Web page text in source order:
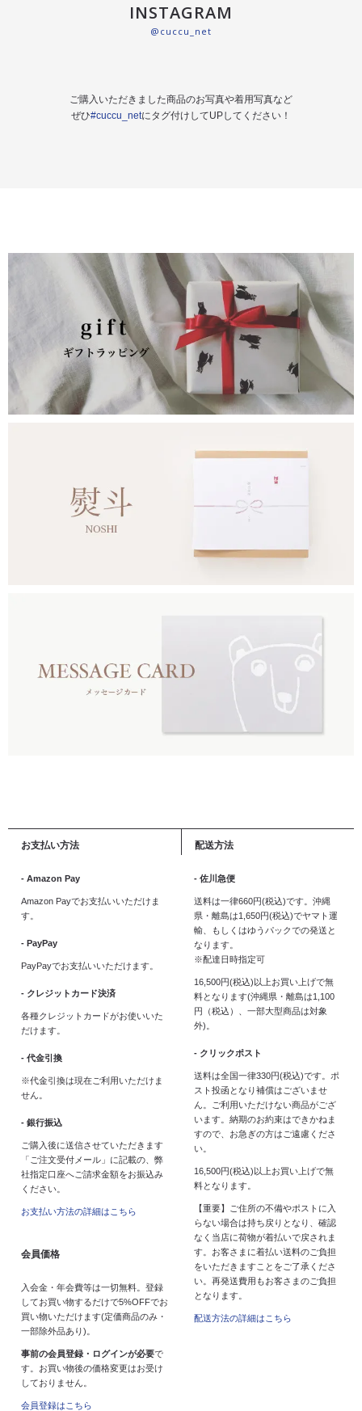
INSTAGRAM
@cuccu_net
ご購入いただきました商品のお写真や着用写真など
ぜひ#cuccu_netにタグ付けしてUPしてください！
お支払い方法
- Amazon Pay
Amazon Payでお支払いいただけま
す。
- PayPay
PayPayでお支払いいただけます。
- クレジットカード決済
各種クレジットカードがお使いいた
だけます。
- 代金引換
※代金引換は現在ご利用いただけま
せん。
- 銀行振込
ご購入後に送信させていただきます
「ご注文受付メール」に記載の、弊
社指定口座へご請求金額をお振込み
ください。
お支払い方法の詳細はこちら
会員価格
入会金・年会費等は一切無料。登録
してお買い物するだけで5%OFFでお
買い物いただけます(定価商品のみ・
一部除外品あり)。
事前の会員登録・ログインが必要で
す。お買い物後の価格変更はお受け
しておりません。
会員登録はこちら
配送方法
- 佐川急便
送料は一律660円(税込)です。沖縄
県・離島は1,650円(税込)でヤマト運
輸、もしくはゆうパックでの発送と
なります。
※配達日時指定可
16,500円(税込)以上お買い上げで無
料となります(沖縄県・離島は1,100
円（税込）、一部大型商品は対象
外)。
- クリックポスト
送料は全国一律330円(税込)です。ポ
スト投函となり補償はございませ
ん。ご利用いただけない商品がござ
います。納期のお約束はできかねま
すので、お急ぎの方はご遠慮くださ
い。
16,500円(税込)以上お買い上げで無
料となります。
【重要】ご住所の不備やポストに入
らない場合は持ち戻りとなり、確認
なく当店に荷物が着払いで戻されま
す。お客さまに着払い送料のご負担
をいただきますことをご了承くださ
い。再発送費用もお客さまのご負担
となります。
配送方法の詳細はこちら